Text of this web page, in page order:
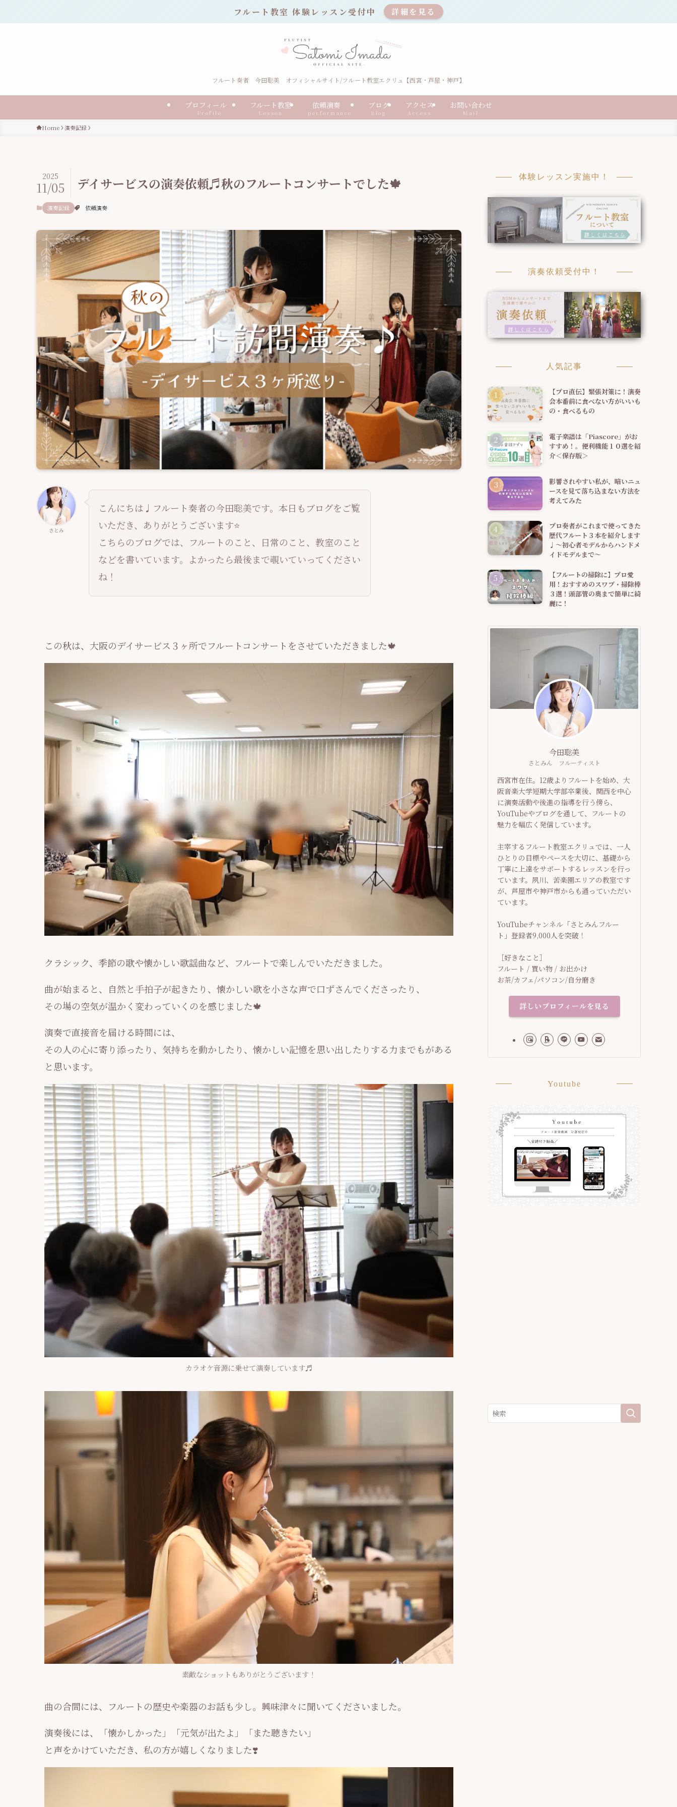
フルート教室 体験レッスン受付中 詳細を見る
フルート奏者 今田聡美 オフィシャルサイト/フルート教室エクリュ【西宮・芦屋・神戸】
プロフィール
Profile
フルート教室
Lesson
依頼演奏
performance
ブログ
Blog
アクセス
Access
お問い合わせ
Mail
Home 演奏記録
デイサービスの演奏依頼♬秋のフルートコンサートでした🍁
2025
11/05
演奏記録 依頼演奏
さとみ
こんにちは♩フルート奏者の今田聡美です。本日もブログをご覧
いただき、ありがとうございます⭐️
こちらのブログでは、フルートのこと、日常のこと、教室のこと
などを書いています。よかったら最後まで覗いていってください
ね！
この秋は、大阪のデイサービス３ヶ所でフルートコンサートをさせていただきました🍁
クラシック、季節の歌や懐かしい歌謡曲など、フルートで楽しんでいただきました。
曲が始まると、自然と手拍子が起きたり、懐かしい歌を小さな声で口ずさんでくださったり、
その場の空気が温かく変わっていくのを感じました🍁
演奏で直接音を届ける時間には、
その人の心に寄り添ったり、気持ちを動かしたり、懐かしい記憶を思い出したりする力までもがある
と思います。
カラオケ音源に乗せて演奏しています♬
素敵なショットもありがとうございます！
曲の合間には、フルートの歴史や楽器のお話も少し。興味津々に聞いてくださいました。
演奏後には、「懐かしかった」「元気が出たよ」「また聴きたい」
と声をかけていただき、私の方が嬉しくなりました❣️
体験レッスン実施中！
演奏依頼受付中！
人気記事
【プロ直伝】緊張対策に！演奏
会本番前に食べない方がいいも
の・食べるもの
電子楽譜は「Piascore」がお
すすめ！。便利機能１０選を紹
介＜保存版＞
影響されやすい私が、暗いニュ
ースを見て落ち込まない方法を
考えてみた
プロ奏者がこれまで使ってきた
歴代フルート３本を紹介します
♩～初心者モデルからハンドメ
イドモデルまで～
【フルートの掃除に】プロ愛
用！おすすめのスワブ・掃除棒
３選！頭部管の奥まで簡単に綺
麗に！
今田聡美
さとみん フルーティスト
西宮市在住。12歳よりフルートを始め、大
阪音楽大学短期大学部卒業後、関西を中心
に演奏活動や後進の指導を行う傍ら、
YouTubeやブログを通して、フルートの
魅力を幅広く発信しています。
主宰するフルート教室エクリュでは、一人
ひとりの目標やペースを大切に、基礎から
丁寧に上達をサポートするレッスンを行っ
ています。夙川、苦楽園エリアの教室です
が、芦屋市や神戸市からも通っていただい
ています。
YouTubeチャンネル「さとみんフルー
ト」登録者9,000人を突破！
［好きなこと］
フルート / 買い物 / お出かけ
お茶/カフェ/パソコン/自分磨き
詳しいプロフィールを見る
Youtube